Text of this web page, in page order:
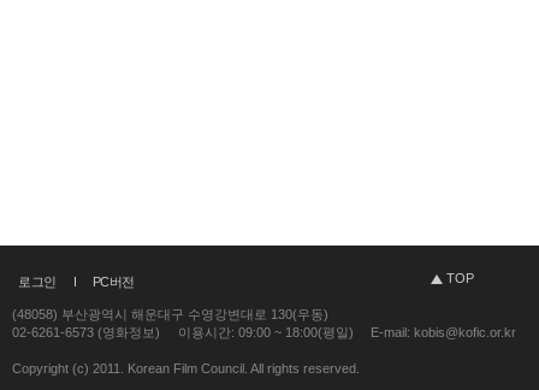
로그인 PC버전 TOP
(48058) 부산광역시 해운대구 수영강변대로 130(우동)
02-6261-6573 (영화정보)
이용시간: 09:00 ~ 18:00(평일) E-mail: kobis@kofic.or.kr
Copyright (c) 2011. Korean Film Council. All rights reserved.